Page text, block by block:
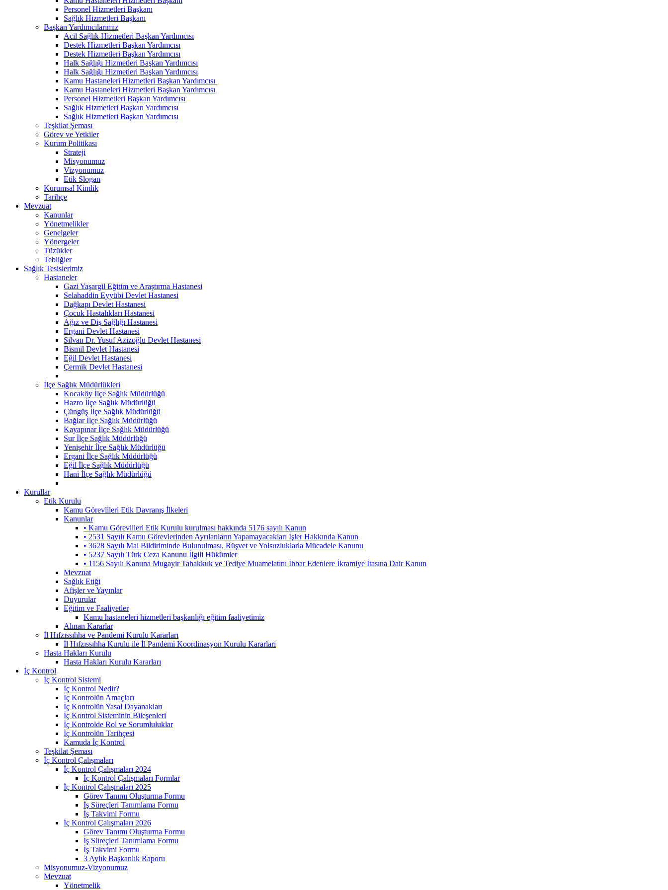
Personel Hizmetleri Başkanı
Sağlık Hizmetleri Başkanı
Başkan Yardımcılarımız
Acil Sağlık Hizmetleri Başkan Yardımcısı
Destek Hizmetleri Başkan Yardımcısı
Destek Hizmetleri Başkan Yardımcısı
Halk Sağlığı Hizmetleri Başkan Yardımcısı
Halk Sağlığı Hizmetleri Başkan Yardımcısı
Kamu Hastaneleri Hizmetleri Başkan Yardımcısı ​
Kamu Hastaneleri Hizmetleri Başkan Yardımcısı
Personel Hizmetleri Başkan Yardımcısı
Sağlık Hizmetleri Başkan Yardımcısı
Sağlık Hizmetleri Başkan Yardımcısı
Teşkilat Şeması
Görev ve Yetkiler
Kurum Politikası
Strateji
Misyonumuz
Vizyonumuz
Etik Slogan
Kurumsal Kimlik
Tarihçe
Mevzuat
Kanunlar
Yönetmelikler
Genelgeler
Yönergeler
Tüzükler
Tebliğler
Sağlık Tesislerimiz
Hastaneler
Gazi Yaşargil Eğitim ve Araştırma Hastanesi
Selahaddin Eyyübi Devlet Hastanesi
Dağkapı Devlet Hastanesi
Çocuk Hastalıkları Hastanesi
Ağız ve Diş Sağlığı Hastanesi
Ergani Devlet Hastanesi
Silvan Dr. Yusuf Azizoğlu Devlet Hastanesi
Bismil Devlet Hastanesi
Eğil Devlet Hastanesi
Çermik Devlet Hastanesi
İlçe Sağlık Müdürlükleri
Kocaköy İlçe Sağlık Müdürlüğü
Hazro İlçe Sağlık Müdürlüğü
Çüngüş İlçe Sağlık Müdürlüğü
Bağlar İlçe Sağlık Müdürlüğü
Kayapınar İlçe Sağlık Müdürlüğü
Sur İlçe Sağlık Müdürlüğü
Yenişehir İlçe Sağlık Müdürlüğü
Ergani İlçe Sağlık Müdürlüğü
Eğil İlçe Sağlık Müdürlüğü
Hani İlçe Sağlık Müdürlüğü
Kurullar
Etik Kurulu
Kamu Görevlileri Etik Davranış İlkeleri
Kanunlar
• Kamu Görevlileri Etik Kurulu kurulması hakkında 5176 sayılı Kanun
• 2531 Sayılı Kamu Görevlerinden Ayrılanların Yapamayacakları İşler Hakkında Kanun
• 3628 Sayılı Mal Bildiriminde Bulunulması, Rüşvet ve Yolsuzluklarla Mücadele Kanunu
• 5237 Sayılı Türk Ceza Kanunu İlgili Hükümler
• 1156 Sayılı Kanuna Mugayir Tahakkuk ve Tediye Muamelatını İhbar Edenlere İkramiye İtasına Dair Kanun
Mevzuat
Sağlık Etiği
Afişler ve Yayınlar
Duyurular
Eğitim ve Faaliyetler
Kamu hastaneleri hizmetleri başkanlığı eğitim faaliyetimiz
Alınan Kararlar
İl Hıfzıssıhha ve Pandemi Kurulu Kararları
İl Hıfzıssıhha Kurulu ile İl Pandemi Koordinasyon Kurulu Kararları
Hasta Hakları Kurulu
Hasta Hakları Kurulu Kararları
İç Kontrol
İç Kontrol Sistemi
İç Kontrol Nedir?
İç Kontrolün Amaçları
İç Kontrolün Yasal Dayanakları
İç Kontrol Sisteminin Bileşenleri
İç Kontrolde Rol ve Sorumluluklar
İç Kontrolün Tarihçesi
Kamuda İç Kontrol
Teşkilat Şeması
İç Kontrol Çalışmaları
İç Kontrol Çalışmaları 2024
İç Kontrol Çalışmaları Formlar
İç Kontrol Çalışmaları 2025
Görev Tanımı Oluşturma Formu
İş Süreçleri Tanımlama Formu
İş Takvimi Formu
İç Kontrol Çalışmaları 2026
Görev Tanımı Oluşturma Formu
İş Süreçleri Tanımlama Formu
İş Takvimi Formu
3 Aylık Başkanlık Raporu
Misyonumuz-Vizyonumuz
Mevzuat
Yönetmelik